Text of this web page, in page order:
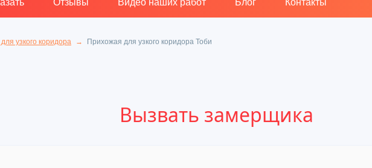
Отзывы Видео наших работ Блог Контакты
узкого коридора Прихожая для узкого коридора Тоби
Вызвать замерщика